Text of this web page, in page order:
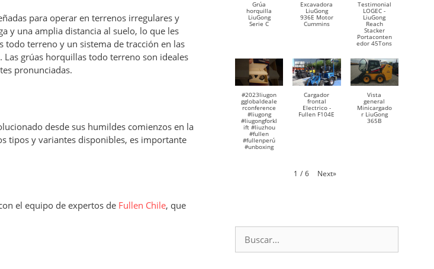
para operar en terrenos irregulares y
y una amplia distancia al suelo, lo que les
todo terreno y un sistema de tracción en las
grúas horquillas todo terreno son ideales
pronunciadas.
desde sus humildes comienzos en la
tipos y variantes disponibles, es importante
el equipo de expertos de Fullen Chile, que
Grúa
horquilla
LiuGong
Serie C
Excavadora
LiuGong
936E Motor
Cummins
Testimonial
LOGEC -
LiuGong
Reach
Stacker
Portaconten
edor 45Tons
#2023liugon
gglobaldeale
rconference
#liugong
#liugongforkl
ift #liuzhou
#fullen
#fullenperú
#unboxing
Cargador
frontal
Electrico -
Fullen F104E
Vista
general
Minicargado
r LiuGong
365B
1 / 6 Next»